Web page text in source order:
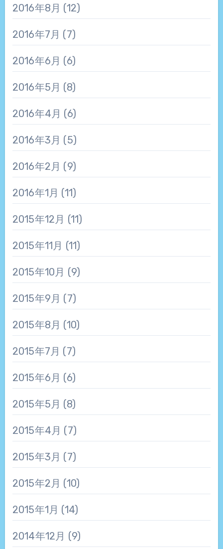
2016年8月 (12)
2016年7月 (7)
2016年6月 (6)
2016年5月 (8)
2016年4月 (6)
2016年3月 (5)
2016年2月 (9)
2016年1月 (11)
2015年12月 (11)
2015年11月 (11)
2015年10月 (9)
2015年9月 (7)
2015年8月 (10)
2015年7月 (7)
2015年6月 (6)
2015年5月 (8)
2015年4月 (7)
2015年3月 (7)
2015年2月 (10)
2015年1月 (14)
2014年12月 (9)